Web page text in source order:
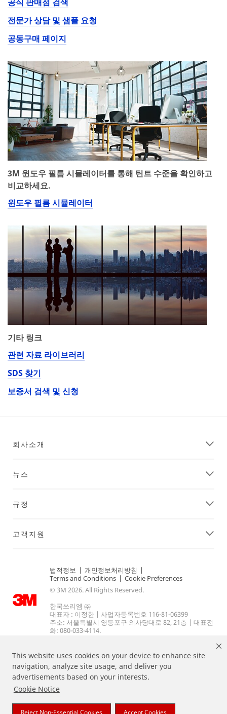
This website uses cookies on your device to enhance site
navigation, analyze site usage, and deliver you
advertisements based on your interests.
Cookie Notice
Reject Non-Essential Cookies Accept Cookies
공식 판매점 검색
전문가 상담 및 샘플 요청
공동구매 페이지
3M 윈도우 필름 시뮬레이터를 통해 틴트 수준을 확인하고
비교하세요.
윈도우 필름 시뮬레이터
기타 링크
관련 자료 라이브러리
SDS 찾기
보증서 검색 및 신청
회사소개
뉴스
규정
고객지원
법적정보 | 개인정보처리방침 |
Terms and Conditions | Cookie Preferences
© 3M 2026. All Rights Reserved.
한국쓰리엠 ㈜
대표자 : 이정한 | 사업자등록번호 116-81-06399
주소: 서울특별시 영등포구 의사당대로 82, 21층 | 대표전
화: 080-033-4114.
상기 열거된 브랜드는 3M의 상표입니다.